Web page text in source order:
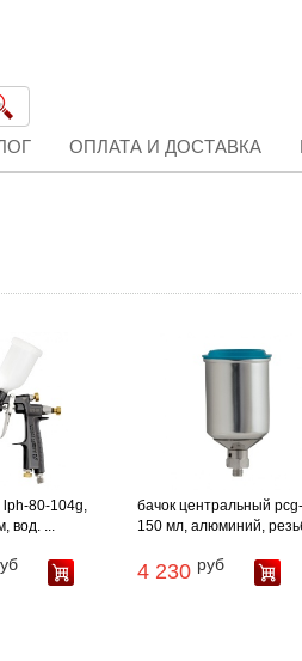
ОПЛАТА И ДОСТАВКА
lph-80-104g,
вод. ...
бачок центральный
150 мл, алюминий,
4 230 руб